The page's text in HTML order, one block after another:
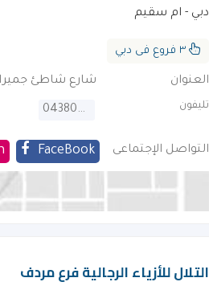
دبي - ام سقيم
العنوان شارع شاطئ جميرا
تليفون 043805116
التواصل الإجتماعى FaceBook
التلال للأزياء الرجالية فرع مردف